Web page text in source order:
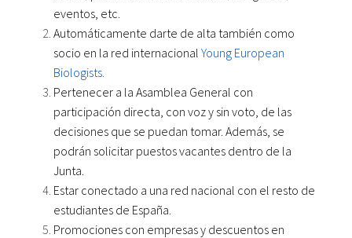
eventos, etc.
Automáticamente darte de alta también como
socio en la red internacional Young European
Biologists.
Pertenecer a la Asamblea General con
participación directa, con voz y sin voto, de las
decisiones que se puedan tomar. Además, se
podrán solicitar puestos vacantes dentro de la
Junta.
Estar conectado a una red nacional con el resto de
estudiantes de España.
Promociones con empresas y descuentos en